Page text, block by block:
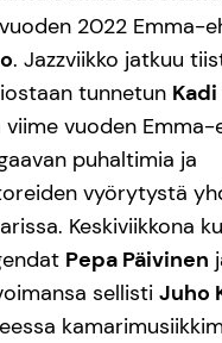
2022 Emma-
. Jazzviikko jatkuu
tunnetun
viime vuoden
puhaltimia ja
vyörytystä
Keskiviikkona
Pepa Päivinen
sellisti Juho